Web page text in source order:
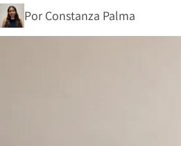
Por Constanza Palma